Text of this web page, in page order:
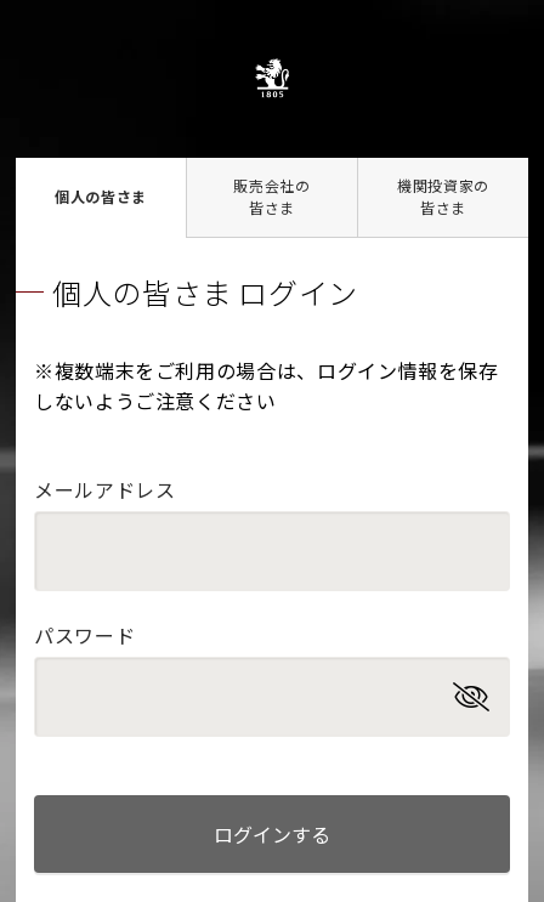
個人の皆さま
販売会社の
皆さま
機関投資家の
皆さま
個人の皆さま ログイン
※複数端末をご利用の場合は、ログイン情報を保存
しないようご注意ください
メールアドレス
パスワード
ログインする